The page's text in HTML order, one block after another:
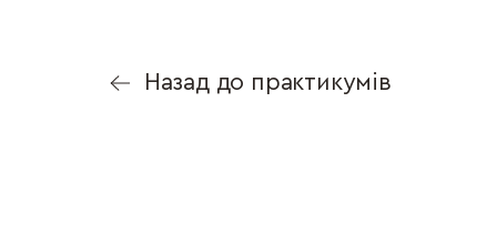
Назад до практикумів